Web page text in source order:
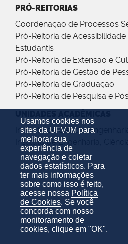
Usamos cookies nos
sites da UFVJM para
melhorar sua
experiência de
navegação e coletar
dados estatísticos. Para
ter mais informações
sobre como isso é feito,
acesse nossa Política
de Cookies. Se você
concorda com nosso
monitoramento de
cookies, clique em "OK".
PRÓ-REITORIAS
Coordenação de Processos
Pró-Reitoria de
Estudantis
Pró-Reitoria de Extensão e
Pró-Reitoria de Gestão de
Pró-Reitoria de Graduação
Pró-Reitoria de Pesquisa e
Instituto de Ciência,
Instituto de Engenharia,